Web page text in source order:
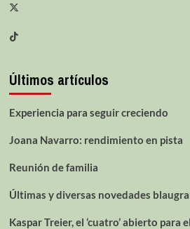
Últimos artículos
Experiencia para seguir creciendo
Joana Navarro: rendimiento en pista
Reunión de familia
Últimas y diversas novedades
Kaspar Treier, el ‘cuatro’ abierto